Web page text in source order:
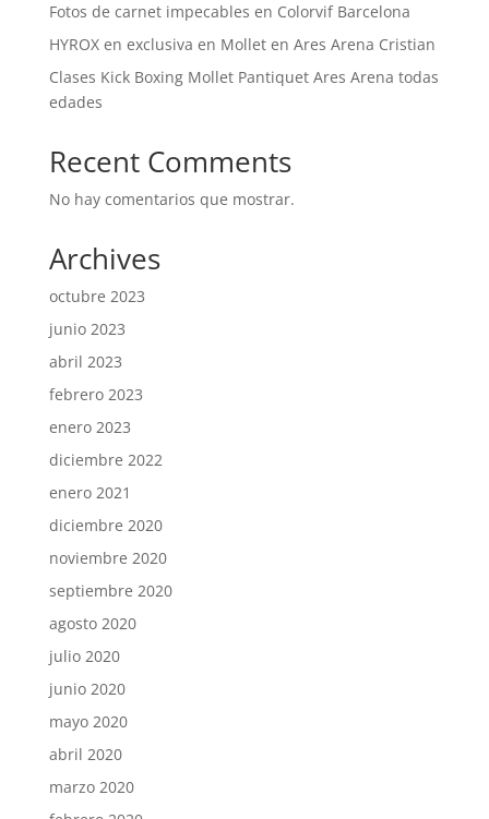
Fotos de carnet impecables en Colorvif Barcelona
HYROX en exclusiva en Mollet en Ares Arena Cristian
Clases Kick Boxing Mollet Pantiquet Ares Arena todas
edades
Recent Comments
No hay comentarios que mostrar.
Archives
octubre 2023
junio 2023
abril 2023
febrero 2023
enero 2023
diciembre 2022
enero 2021
diciembre 2020
noviembre 2020
septiembre 2020
agosto 2020
julio 2020
junio 2020
mayo 2020
abril 2020
marzo 2020